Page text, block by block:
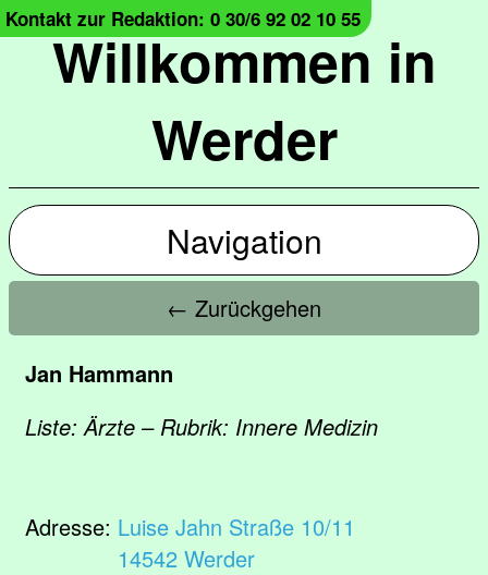
Willkommen in
Werder
Kontakt zur Redaktion: 0 30/6 92 02 10 55
Navigation
← Zurückgehen
Jan Hammann
Liste: Ärzte – Rubrik: Innere Medizin
Adresse: Luise Jahn Straße 10/11
14542 Werder